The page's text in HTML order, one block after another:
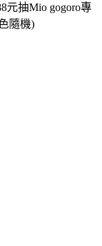
元抽Mio gogoro專
隨機)